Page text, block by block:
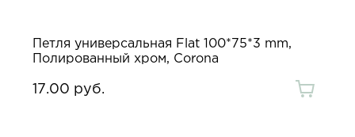
Петля универсальная Flat 100*75*3 mm,
Полированный хром, Corona
17.00 руб.